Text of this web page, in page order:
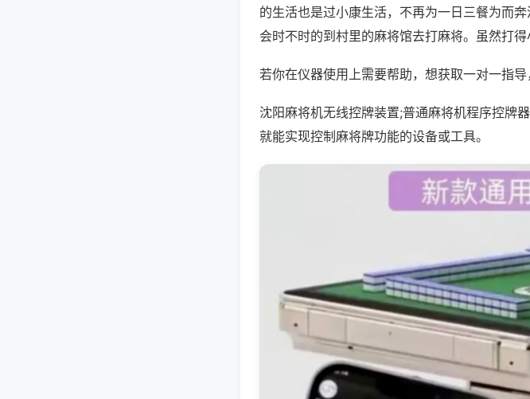
的生活也是过小康生活，不再为一日三餐为而
会时不时的到村里的麻将馆去打麻将。虽然打
若你在仪器使用上需要帮助，想获取一对一指
沈阳麻将机无线控牌装置;普通麻将机程序控牌
就能实现控制麻将牌功能的设备或工具。